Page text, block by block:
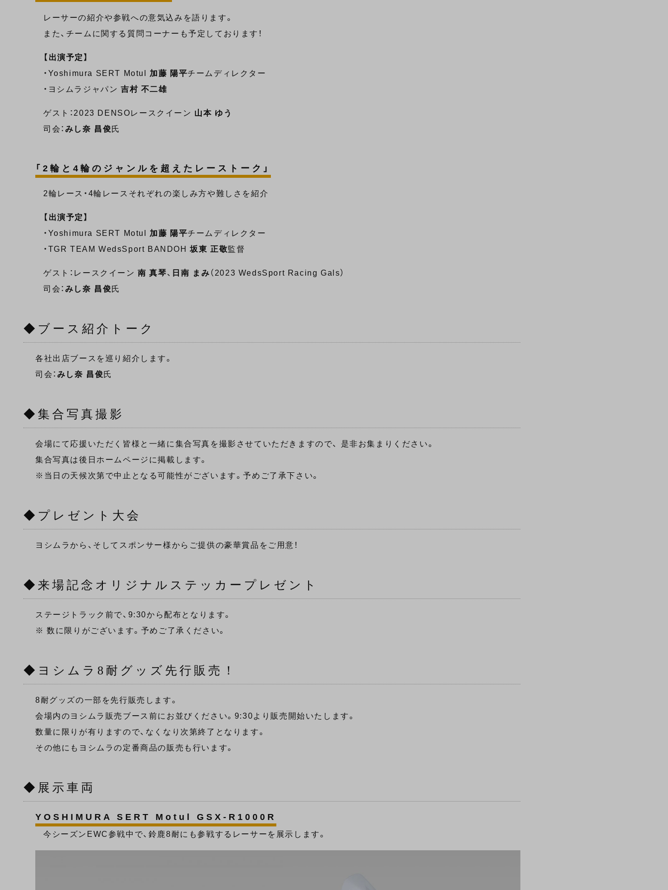
レーサーの紹介や参戦への意気込みを語ります。
また、チームに関する質問コーナーも予定しております！
【出演予定】
・Yoshimura SERT Motul 加藤 陽平チームディレクター
・ヨシムラジャパン吉村 不二雄
ゲスト：2023 DENSOレースクイーン 山本 ゆう
司会： みし奈 昌俊 氏
「2輪と4輪のジャンルを超えたレーストーク」
2輪レース・4輪レースそれぞれの楽しみ方や難しさを紹介
【出演予定】
・Yoshimura SERT Motul 加藤 陽平チームディレクター
・TGR TEAM WedsSport BANDOH坂東 正敬監督
ゲスト：レースクイーン南 真琴、 日南 まみ （2023 WedsSport Racing Gals）
司会： みし奈 昌俊 氏
◆ブース紹介トーク
各社出店ブースを巡り紹介します。
司会： みし奈 昌俊 氏
◆集合写真撮影
会場にて応援いただく皆様と一緒に集合写真を撮影させていただきますので、 是非お集まりください。
集合写真は後日ホームページに掲載します。
※当日の天候次第で中止となる可能性がございます。予めご了承下さい。
◆プレゼント大会
ヨシムラから、そしてスポンサー様からご提供の豪華賞品をご用意！
◆来場記念オリジナルステッカープレゼント
ステージトラック前で、9:30から配布となります。
※ 数に限りがございます。予めご了承ください。
◆ヨシムラ8耐グッズ先行販売！
8耐グッズの一部を先行販売します。
会場内のヨシムラ販売ブース前にお並びください。9:30より販売開始いたします。
数量に限りが有りますので、なくなり次第終了となります。
その他にもヨシムラの定番商品の販売も行います。
◆展示車両
YOSHIMURA SERT Motul GSX-R1000R
今シーズンEWC参戦中で、鈴鹿8耐にも参戦するレーサーを展示します。